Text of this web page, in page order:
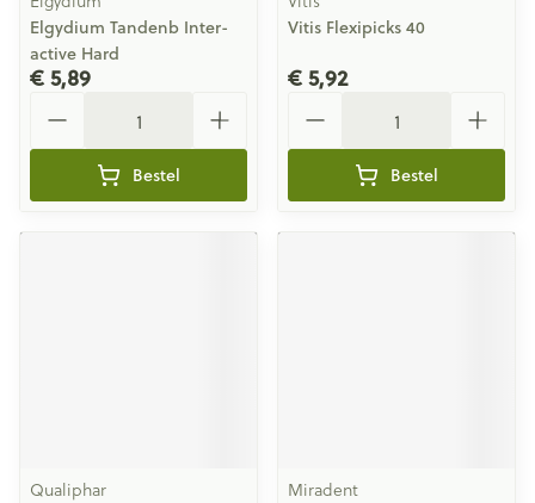
Elgydium Tandenb Inter-
active Hard
€ 5,89
Bestel
Vitis Flexipicks 40
€ 5,92
Bestel
Qualiphar Miradent